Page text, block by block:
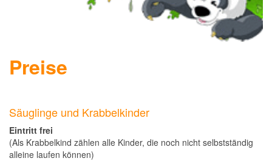
Preise
Säuglinge und Krabbelkinder
Eintritt frei
(Als Krabbelkind zählen alle Kinder, die noch nicht selbstständig
alleine laufen können)